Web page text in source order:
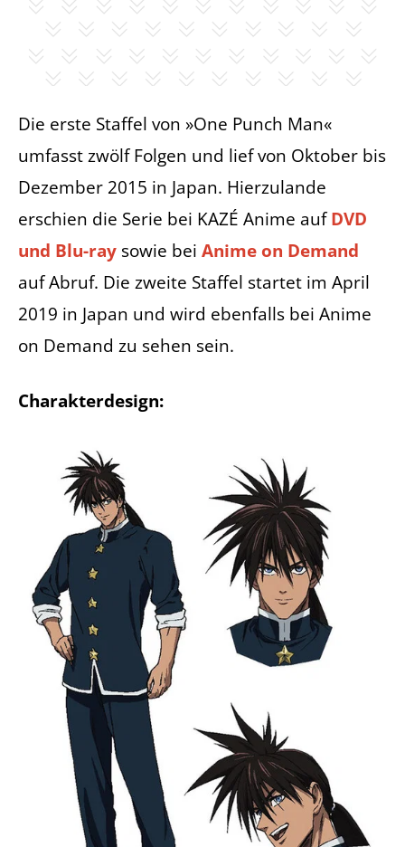
Die erste Staffel von »One Punch Man«
umfasst zwölf Folgen und lief von Oktober bis
Dezember 2015 in Japan. Hierzulande
erschien die Serie bei KAZÉ Anime aufDVD
und Blu-ray sowie bei Anime on Demand
auf Abruf. Die zweite Staffel startet im April
2019 in Japan und wird ebenfalls bei Anime
on Demand zu sehen sein.
Charakterdesign: